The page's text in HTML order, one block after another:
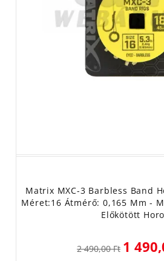
Matrix MXC-3 Barbless Band
Méret:16 Átmérő: 0,165 Mm -
Előkötött
2 490,00 Ft 1